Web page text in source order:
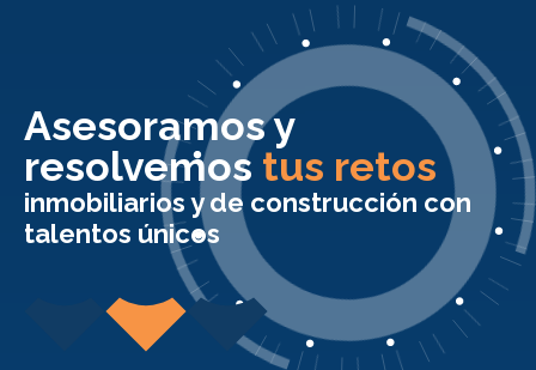
Asesoramos y
resolvemos tus retos
inmobiliarios y de construcción con
talentos únicos